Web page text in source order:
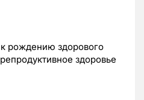
рождению здорового
здоровье